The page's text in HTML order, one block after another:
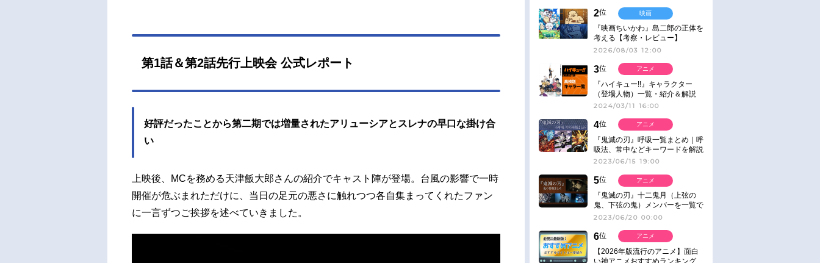
モーリス・パシューシカ：家中宏スタッフ原作：佐賀
崎しげる 鍋島テツヒロ（SQEXノベル／スクウェ
ア・エニックス刊）監...
第1話＆第2話先行上映会 公式レポート
好評だったことから第二期では増量されたアリューシアとスレナの早口な掛け合
い
上映後、MCを務める天津飯大郎さんの紹介でキャスト陣が登場。台風の影響で一時
開催が危ぶまれただけに、当日の足元の悪さに触れつつ各自集まってくれたファン
に一言ずつご挨拶を述べていきました。
2位
『映画ちいかわ』島二郎の正体を
考える【考察・レビュー】
2026/08/03 12:00
映画
3位
『ハイキュー!!』キャラクター
（登場人物）一覧・紹介＆解説
2024/03/11 16:00
アニメ
4位
『鬼滅の刃』呼吸一覧まとめ｜呼
吸法、常中などキーワードを解説
2023/06/15 19:00
アニメ
5位
『鬼滅の刃』十二鬼月（上弦の
鬼、下弦の鬼）メンバーを一覧で
紹介＆解説（登場鬼の情報まと
2023/06/20 00:00
アニメ
6位
【2026年版流行のアニメ】面白
い神アニメおすすめランキング
アニメ